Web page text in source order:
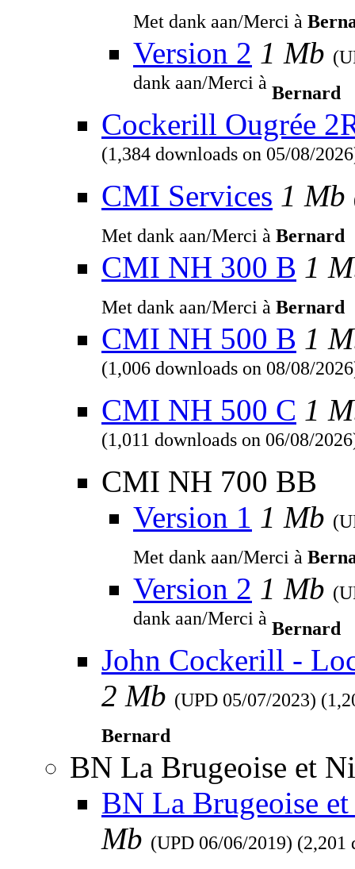
Met dank aan/Merci à
Version 2 1 Mb
dank aan/Merci à Bernard
Cockerill Ougrée
(1,384 downloads on 05/08/
CMI Services 1 Mb
Met dank aan/Merci à Bernard
CMI NH 300 B 1
Met dank aan/Merci à Bernard
CMI NH 500 B 1
(1,006 downloads on 08/08/
CMI NH 500 C 1
(1,011 downloads on 06/08/
CMI NH 700 BB
Version 1 1 Mb
Met dank aan/Merci à
Version 2 1 Mb
dank aan/Merci à Bernard
John Cockerill -
2 Mb (UPD 05/07/2023)
Bernard
BN La Brugeoise et
BN La Brugeoise
Mb (UPD 06/06/2019) (2,201